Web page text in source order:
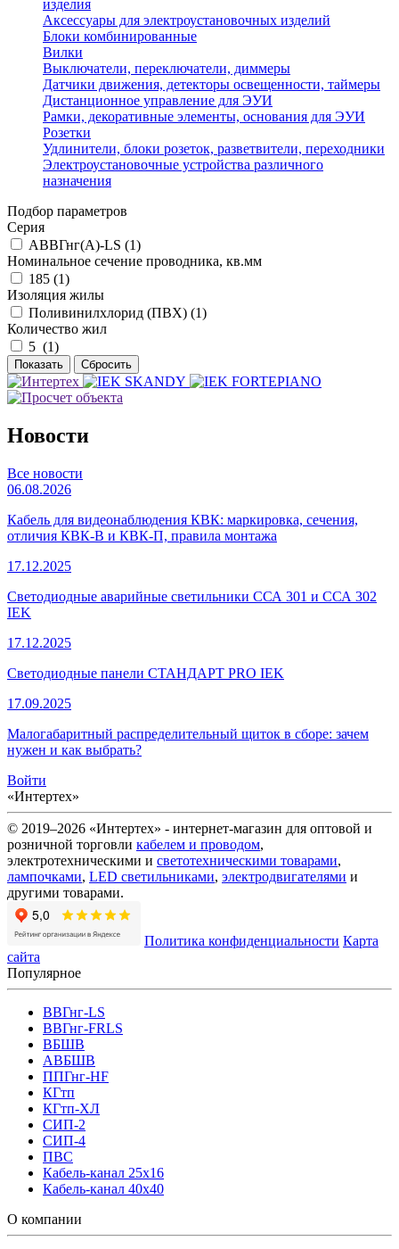
изделия
Аксессуары для электроустановочных изделий
Блоки комбинированные
Вилки
Выключатели, переключатели, диммеры
Датчики движения, детекторы освещенности, таймеры
Дистанционное управление для ЭУИ
Рамки, декоративные элементы, основания для ЭУИ
Розетки
Удлинители, блоки розеток, разветвители, переходники
Электроустановочные устройства различного
назначения
Подбор параметров
Серия
АВВГнг(А)-LS (1)
Номинальное сечение проводника, кв.мм
185 (1)
Изоляция жилы
Поливинилхлорид (ПВХ) (1)
Количество жил
5 (1)
Новости
Все новости
06.08.2026
Кабель для видеонаблюдения КВК: маркировка, сечения,
отличия КВК-В и КВК-П, правила монтажа
17.12.2025
Светодиодные аварийные светильники ССА 301 и ССА 302
IEK
17.12.2025
Светодиодные панели СТАНДАРТ PRO IEK
17.09.2025
Малогабаритный распределительный щиток в сборе: зачем
нужен и как выбрать?
Войти
«Интертех»
© 2019–2026 «Интертех» - интернет-магазин для оптовой и
розничной торговли кабелем и проводом,
электротехническими и светотехническими товарами,
лампочками, LED светильниками, электродвигателями и
другими товарами.
Политика конфиденциальности Карта
сайта
Популярное
ВВГнг-LS
ВВГнг-FRLS
ВБШВ
АВБШВ
ППГнг-HF
КГтп
КГтп-ХЛ
СИП-2
СИП-4
ПВС
Кабель-канал 25х16
Кабель-канал 40х40
О компании